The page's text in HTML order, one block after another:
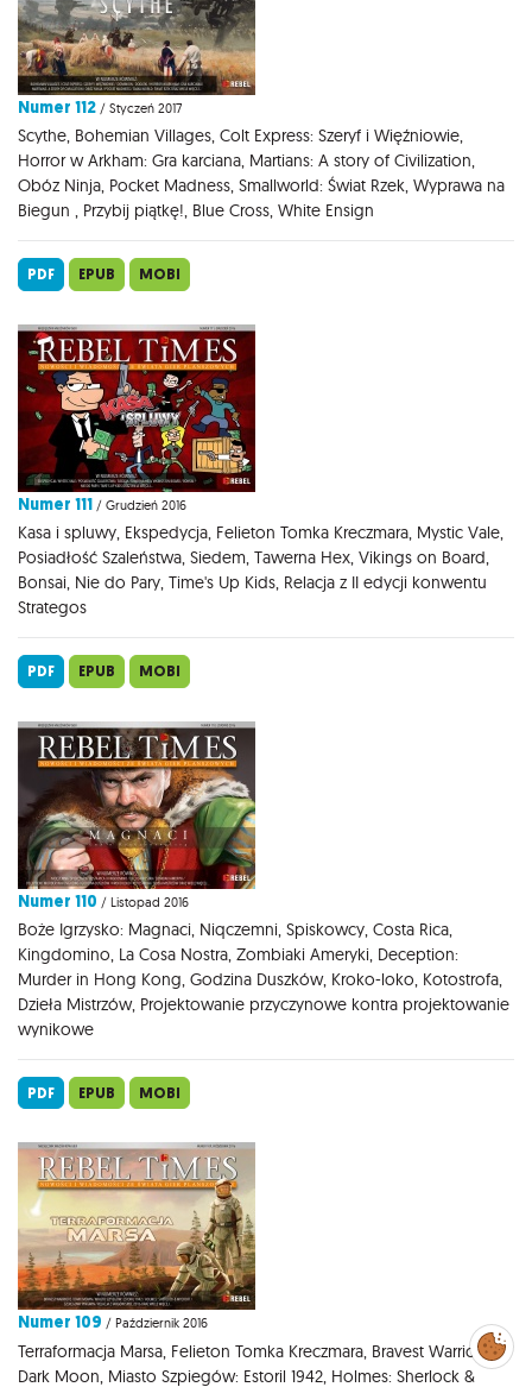
Numer 112 / Styczeń 2017
Scythe, Bohemian Villages, Colt Express: Szeryf i Więźniowie,
Horror w Arkham: Gra karciana, Martians: A story of Civilization,
Obóz Ninja, Pocket Madness, Smallworld: Świat Rzek, Wyprawa na
Biegun , Przybij piątkę!, Blue Cross, White Ensign
PDF EPUB MOBI
Numer 111 / Grudzień 2016
Kasa i spluwy, Ekspedycja, Felieton Tomka Kreczmara, Mystic Vale,
Posiadłość Szaleństwa, Siedem, Tawerna Hex, Vikings on Board,
Bonsai, Nie do Pary, Time's Up Kids, Relacja z II edycji konwentu
Strategos
PDF EPUB MOBI
Numer 110 / Listopad 2016
Boże Igrzysko: Magnaci, Niqczemni, Spiskowcy, Costa Rica,
Kingdomino, La Cosa Nostra, Zombiaki Ameryki, Deception:
Murder in Hong Kong, Godzina Duszków, Kroko-loko, Kotostrofa,
Dzieła Mistrzów, Projektowanie przyczynowe kontra projektowanie
wynikowe
PDF EPUB MOBI
Numer 109 / Październik 2016
Terraformacja Marsa, Felieton Tomka Kreczmara, Bravest Warriors,
Dark Moon, Miasto Szpiegów: Estoril 1942, Holmes: Sherlock &
Zarządzaj
preferencjami
cookies